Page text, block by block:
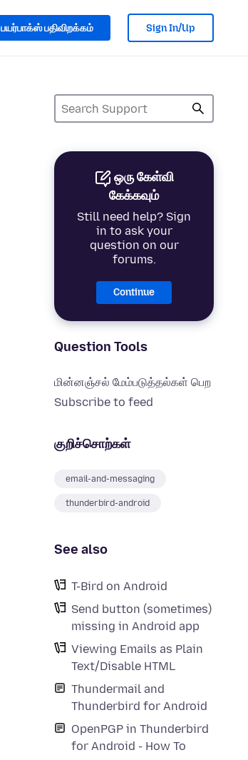
பயர்பாக்ஸ் பதிவிறக்கம் Sign In/Up
ஒரு கேள்வி
கேக்கவும்
Still need help? Sign
in to ask your
question on our
forums.
Continue
Question Tools
மின்னஞ்சல் மேம்படுத்தல்கள் பெற
Subscribe to feed
குறிச்சொற்கள்
email-and-messaging
thunderbird-android
See also
T-Bird on Android
Send button (sometimes)
missing in Android app
Viewing Emails as Plain
Text/Disable HTML
Thundermail and
Thunderbird for Android
OpenPGP in Thunderbird
for Android - How To